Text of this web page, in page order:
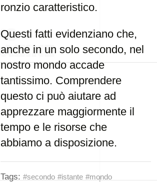
ronzio caratteristico.
Questi fatti evidenziano che,
anche in un solo secondo, nel
nostro mondo accade
tantissimo. Comprendere
questo ci può aiutare ad
apprezzare maggiormente il
tempo e le risorse che
abbiamo a disposizione.
Tags: #secondo #istante #mondo